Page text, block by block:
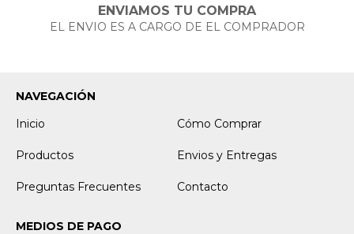
ENVIAMOS TU COMPRA
EL ENVIO ES A CARGO DE EL COMPRADOR
NAVEGACIÓN
Inicio
Cómo Comprar
Productos Envios y Entregas
Preguntas Frecuentes Contacto
MEDIOS DE PAGO